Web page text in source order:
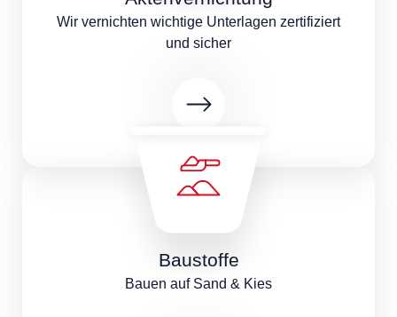
Wir vernichten wichtige Unterlagen zertifiziert
und sicher
Baustoffe
Bauen auf Sand & Kies